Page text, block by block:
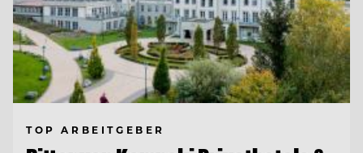
TOP ARBEITGEBER